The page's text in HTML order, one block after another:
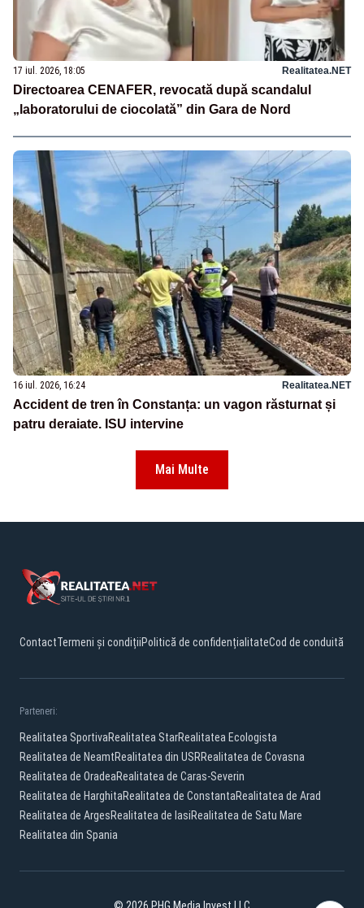
17 iul. 2026, 18:05 Realitatea.NET
Directoarea CENAFER, revocată după scandalul
„laboratorului de ciocolată” din Gara de Nord
16 iul. 2026, 16:24 Realitatea.NET
Accident de tren în Constanța: un vagon răsturnat și
patru deraiate. ISU intervine
Mai Multe
ContactTermeni și condițiiPolitică de confidențialitateCod de conduită
Parteneri:
Realitatea SportivaRealitatea StarRealitatea Ecologista
Realitatea de NeamtRealitatea din USRRealitatea de Covasna
Realitatea de OradeaRealitatea de Caras-Severin
Realitatea de HarghitaRealitatea de ConstantaRealitatea de Arad
Realitatea de ArgesRealitatea de IasiRealitatea de Satu Mare
Realitatea din Spania